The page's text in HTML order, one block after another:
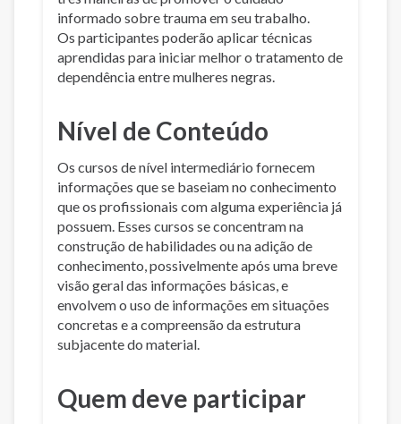
informado sobre trauma em seu trabalho.
Os participantes poderão aplicar técnicas
aprendidas para iniciar melhor o tratamento de
dependência entre mulheres negras.
Nível de Conteúdo
Os cursos de nível intermediário fornecem
informações que se baseiam no conhecimento
que os profissionais com alguma experiência já
possuem. Esses cursos se concentram na
construção de habilidades ou na adição de
conhecimento, possivelmente após uma breve
visão geral das informações básicas, e
envolvem o uso de informações em situações
concretas e a compreensão da estrutura
subjacente do material.
Quem deve participar